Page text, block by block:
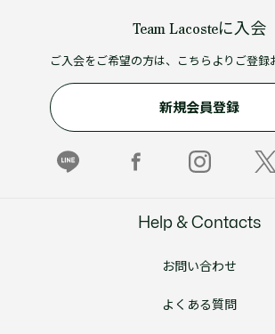
Team Lacosteに入会
ご入会をご希望の方は、こちらよりご登録
新規会員登録
Help & Contacts
お問い合わせ
よくある質問